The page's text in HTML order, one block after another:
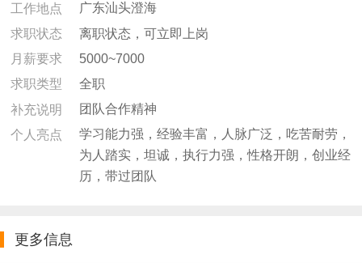
工作地点
广东汕头澄海
求职状态
离职状态，可立即上岗
月薪要求
5000~7000
求职类型
全职
补充说明
团队合作精神
个人亮点
学习能力强，经验丰富，人脉广泛，吃苦耐劳，
为人踏实，坦诚，执行力强，性格开朗，创业经
历，带过团队
更多信息